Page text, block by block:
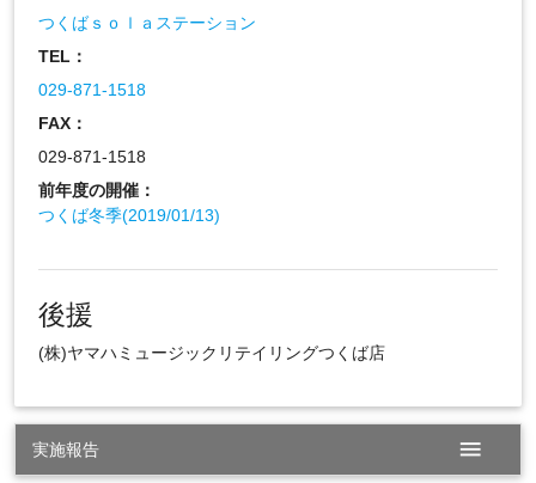
つくばｓｏｌａステーション
TEL：
029-871-1518
FAX：
029-871-1518
前年度の開催：
つくば冬季(2019/01/13)
後援
(株)ヤマハミュージックリテイリングつくば店
実施報告 menu